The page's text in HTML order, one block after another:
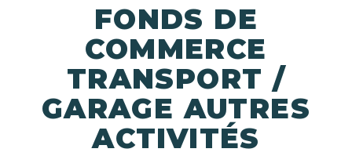
FONDS DE
COMMERCE
TRANSPORT /
GARAGE AUTRES
ACTIVITÉS